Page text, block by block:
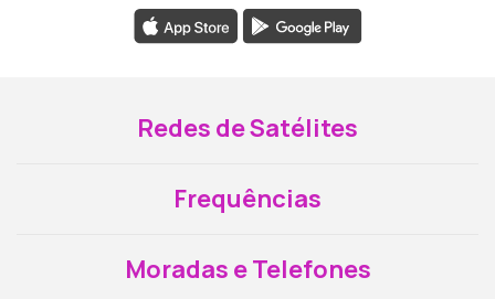
Redes de Satélites
Frequências
Moradas e Telefones